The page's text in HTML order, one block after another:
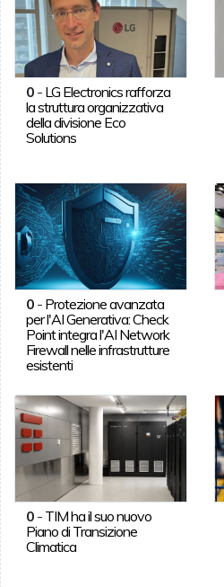
0- LG Electronics rafforza
la struttura organizzativa
della divisione Eco
Solutions
0- Protezione avanzata
per l'AI Generativa: Check
Point integra l'AI Network
Firewall nelle infrastrutture
esistenti
0- TIM ha il suo nuovo
Piano di Transizione
Climatica